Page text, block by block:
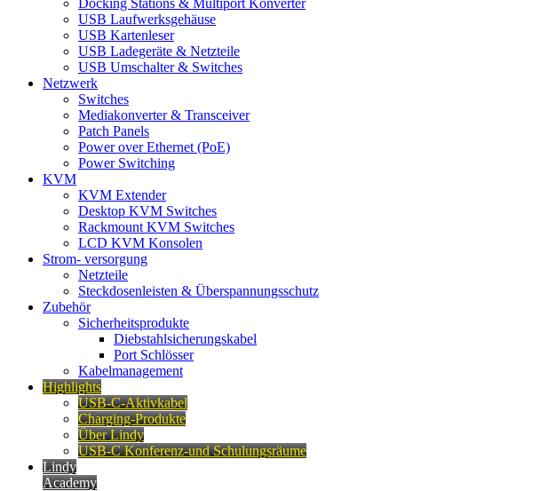
Docking Stations & Multiport Konverter
USB Laufwerksgehäuse
USB Kartenleser
USB Ladegeräte & Netzteile
USB Umschalter & Switches
Netzwerk
Switches
Mediakonverter & Transceiver
Patch Panels
Power over Ethernet (PoE)
Power Switching
KVM
KVM Extender
Desktop KVM Switches
Rackmount KVM Switches
LCD KVM Konsolen
Strom- versorgung
Netzteile
Steckdosenleisten & Überspannungsschutz
Zubehör
Sicherheitsprodukte
Diebstahlsicherungskabel
Port Schlösser
Kabelmanagement
Highlights
USB-C-Aktivkabel
Charging-Produkte
Über Lindy
USB-C Konferenz-und Schulungsräume
Lindy
Academy